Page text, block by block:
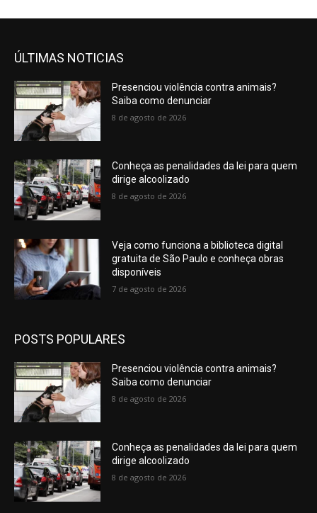
ÚLTIMAS NOTICIAS
Presenciou violência contra animais?
Saiba como denunciar
8 de agosto de 2026
Conheça as penalidades da lei para quem
dirige alcoolizado
8 de agosto de 2026
Veja como funciona a biblioteca digital
gratuita de São Paulo e conheça obras
disponíveis
7 de agosto de 2026
POSTS POPULARES
Presenciou violência contra animais?
Saiba como denunciar
8 de agosto de 2026
Conheça as penalidades da lei para quem
dirige alcoolizado
8 de agosto de 2026